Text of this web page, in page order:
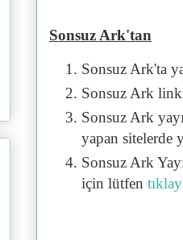
Sonsuz Ark'tan
Sonsuz Ark'ta
Sonsuz Ark
Sonsuz Ark
yapan sitelerde
Sonsuz Ark
için lütfen